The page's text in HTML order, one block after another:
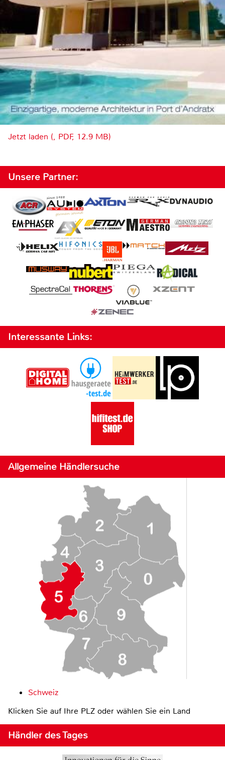
Jetzt laden (, PDF, 12.9 MB)
Unsere Partner:
Interessante Links:
Allgemeine Händlersuche
Schweiz
Klicken Sie auf Ihre PLZ oder wählen Sie ein Land
Händler des Tages